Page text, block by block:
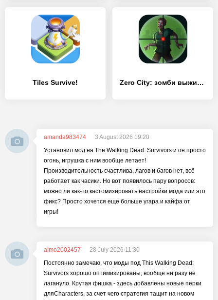
Tiles Survive! Zero City: зомби выживание
amanda983474
3 August 2026 19:20
Установил мод на The Walking Dead: Survivors и он просто
огонь, игрушка с ним вообще летает!
Производительность счастлива, лагов и багов нет, всё
работает как часики. Но вот появилось пару вопросов:
можно ли как-то кастомизировать настройки мода или это
фикс? Просто хочется еще больше угара и кайфа от
игры!
almo2002457
28 July 2026 11:30
Постоянно замечаю, что моды под This Walking Dead:
Survivors хорошо оптимизированы, вообще ни разу не
лагануло. Крутая фишка - здесь добавлены новые перки
дляCharacters, за счет чего стратегия тащит на новом